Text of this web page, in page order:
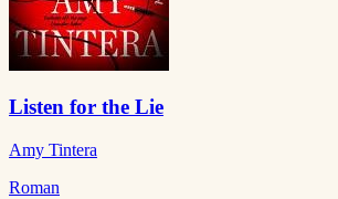
Listen for the Lie
Amy Tintera
Roman